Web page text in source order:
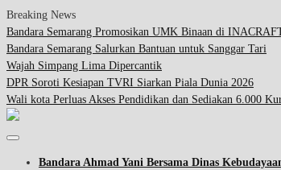
Breaking News
Bandara Semarang Promosikan UMK Binaan di
Bandara Semarang Salurkan Bantuan untuk Sanggar Tari
Wajah Simpang Lima Dipercantik
DPR Soroti Kesiapan TVRI Siarkan Piala Dunia 2026
Wali kota Perluas Akses Pendidikan dan Sediakan 6.000
Bandara Ahmad Yani Bersama Dinas